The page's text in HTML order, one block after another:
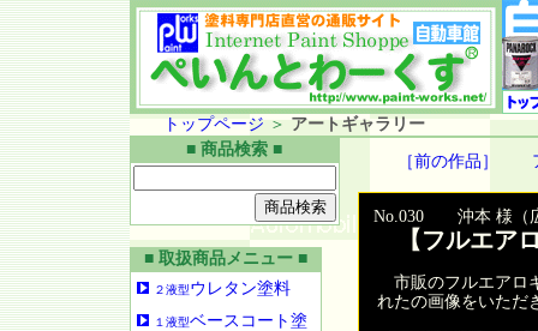
トップページ ＞ アートギャラリー
■ 商品検索 ■
■ 取扱商品メニュー ■
２液型ウレタン塗料
１液型ベースコート塗
［前の作品］
No.030 沖本 様（
【フルエア
市販のフルエアロ
れたの画像をいただ